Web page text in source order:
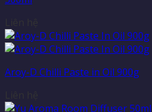
Aroy-D Chilli Paste in Oil 900g